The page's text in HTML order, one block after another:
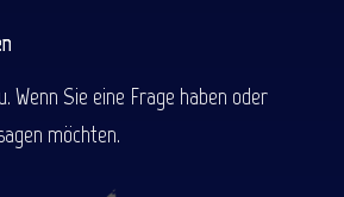
Wenn Sie eine Frage haben oder
möchten.